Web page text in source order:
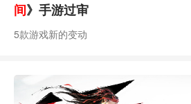
间》手游过审
5款游戏新的变动